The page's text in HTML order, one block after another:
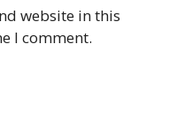
website in this
I comment.